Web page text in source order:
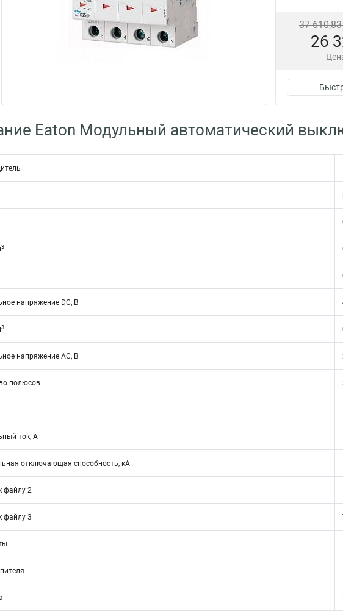
37
26
Eaton Модульный автоматический
3
напряжение DC, В
3
напряжение АС, В
полюсов
ток, А
отключающая способность, кА
файлу 2
файлу 3